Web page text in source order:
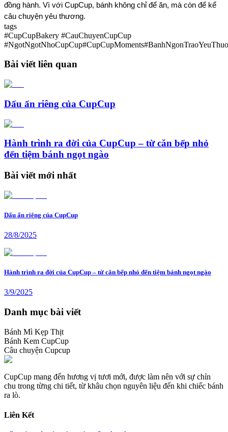
đồng hành. Vì với CupCup, bánh không chỉ để ăn, mà còn để kể
câu chuyện yêu thương.
tags
#CupCupBakery #CauChuyenCupCup
#NgotNgotNhoCupCup#CupCupMoments
Bài viết liên quan
Dấu ấn riêng của CupCup
Hành trình ra đời của CupCup – từ căn bếp nhỏ
đến tiệm bánh ngọt ngào
Bài viết mới nhất
Dấu ấn riêng của CupCup
28/8/2025
Hành trình ra đời của CupCup – từ căn bếp nhỏ đến tiệm bánh ngọt ngào
3/9/2025
Danh mục bài viết
Bánh Mì Kẹp Thịt
Bánh Kem CupCup
Câu chuyện Cupcup
CupCup mang đến hương vị tươi mới, được làm nên với sự chỉn
chu trong từng chi tiết, từ khâu chọn nguyên liệu đến khi chiếc bánh
ra lò.
Liên Kết